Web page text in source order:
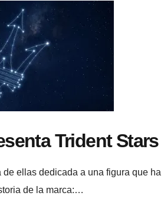
Trident Stars
ellas dedicada a una figura que ha
de la marca:…